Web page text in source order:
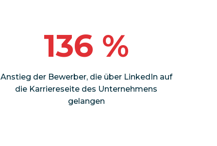
136 %
Anstieg der Bewerber, die über LinkedIn auf
die Karriereseite des Unternehmens
gelangen